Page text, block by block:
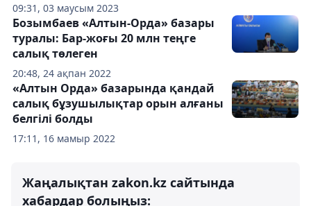
09:31, 03 маусым 2023
20:48, 24 ақпан 2022
Бозымбаев «Алтын-Орда» базары
туралы: Бар-жоғы 20 млн теңге
салық төлеген
17:11, 16 мамыр 2022
«Алтын Орда» базарында қандай
салық бұзушылықтар орын алғаны
белгілі болды
Жаңалықтан zakon.kz сайтында
хабардар болыңыз: